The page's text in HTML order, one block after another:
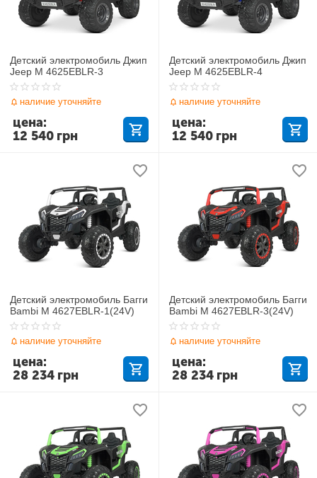
Детский электромобиль Джип
Jeep M 4625EBLR-3
наличие уточняйте
12 540 грн
цена:
Детский электромобиль Джип
Jeep M 4625EBLR-4
наличие уточняйте
12 540 грн
цена:
Детский электромобиль Багги
Bambi M 4627EBLR-1(24V)
наличие уточняйте
28 234 грн
цена:
Детский электромобиль Багги
Bambi M 4627EBLR-3(24V)
наличие уточняйте
28 234 грн
цена: